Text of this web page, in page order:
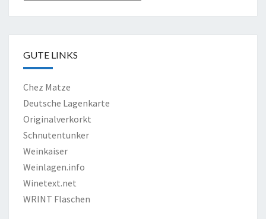
GUTE LINKS
Chez Matze
Deutsche Lagenkarte
Originalverkorkt
Schnutentunker
Weinkaiser
Weinlagen.info
Winetext.net
WRINT Flaschen